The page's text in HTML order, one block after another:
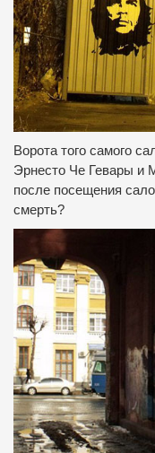
Ворота того самого
Эрнесто Че Гевары и
после посещения
смерть?